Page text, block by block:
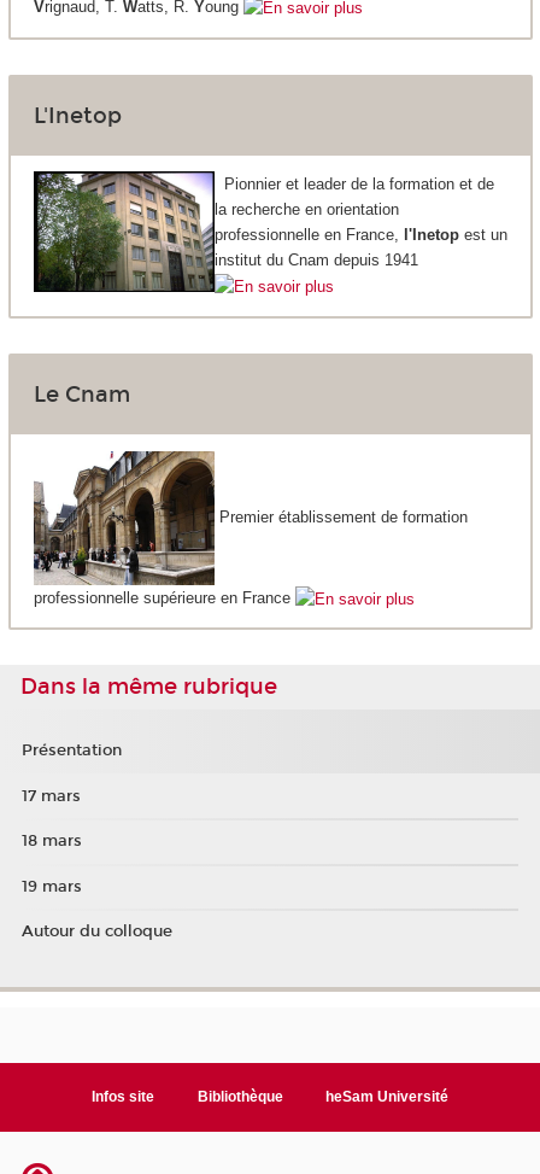
Vrignaud, T. Watts, R. Young
L'Inetop
Pionnier et leader de la formation et de
la recherche en orientation
professionnelle en France, l'Inetopest un
institut du Cnam depuis 1941
Le Cnam
Premier établissement de formation
professionnelle supérieure en France
Dans la même rubrique
Présentation
17 mars
18 mars
19 mars
Autour du colloque
Infos site Bibliothèque heSam Université